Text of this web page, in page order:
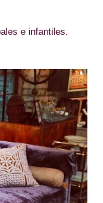
e infantiles.